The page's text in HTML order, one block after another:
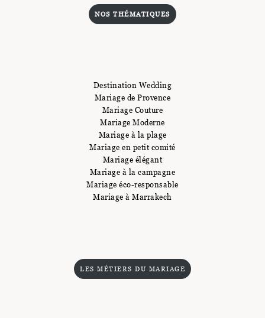
NOS THÉMATIQUES
Destination Wedding
Mariage de Provence
Mariage Couture
Mariage Moderne
Mariage à la plage
Mariage en petit comité
Mariage élégant
Mariage à la campagne
Mariage éco-responsable
Mariage à Marrakech
LES MÉTIERS DU MARIAGE